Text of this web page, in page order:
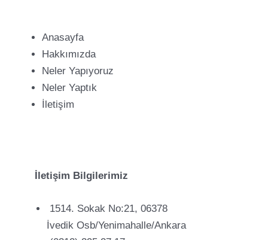
Anasayfa
Hakkımızda
Neler Yapıyoruz
Neler Yaptık
İletişim
İletişim Bilgilerimiz
1514. Sokak No:21, 06378
İvedik Osb/Yenimahalle/Ankara